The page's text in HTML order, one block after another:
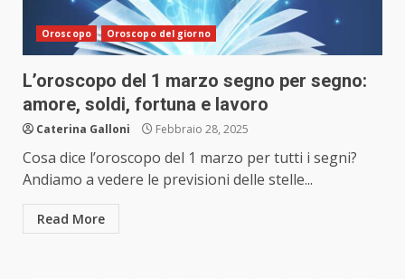
Oroscopo Oroscopo del giorno
L’oroscopo del 1 marzo segno per segno:
amore, soldi, fortuna e lavoro
Caterina Galloni Febbraio 28, 2025
Cosa dice l’oroscopo del 1 marzo per tutti i segni?
Andiamo a vedere le previsioni delle stelle...
Read More